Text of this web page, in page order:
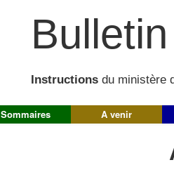
Instructions du ministère
Sommaires A venir